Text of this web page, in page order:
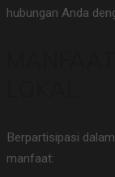
hubungan Anda
Berpartisipasi
manfaat: